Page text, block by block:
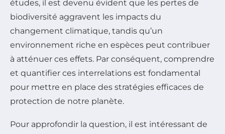
études, il est devenu évident que les pertes de
biodiversité aggravent les impacts du
changement climatique, tandis qu’un
environnement riche en espèces peut contribuer
à atténuer ces effets. Par conséquent, comprendre
et quantifier ces interrelations est fondamental
pour mettre en place des stratégies efficaces de
protection de notre planète.
Pour approfondir la question, il est intéressant de